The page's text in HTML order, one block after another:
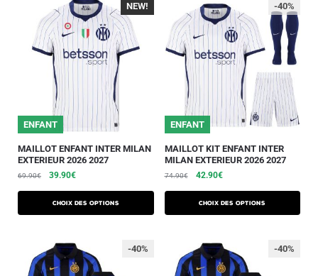
-40%
NEW!
ENFANT
MAILLOT ENFANT INTER MILAN
EXTERIEUR 2026 2027
69.90€ 39.90€
Choix des options
ENFANT
-40%
MAILLOT KIT ENFANT INTER
MILAN EXTERIEUR 2026 2027
74.90€ 42.90€
Choix des options
-40% -40%